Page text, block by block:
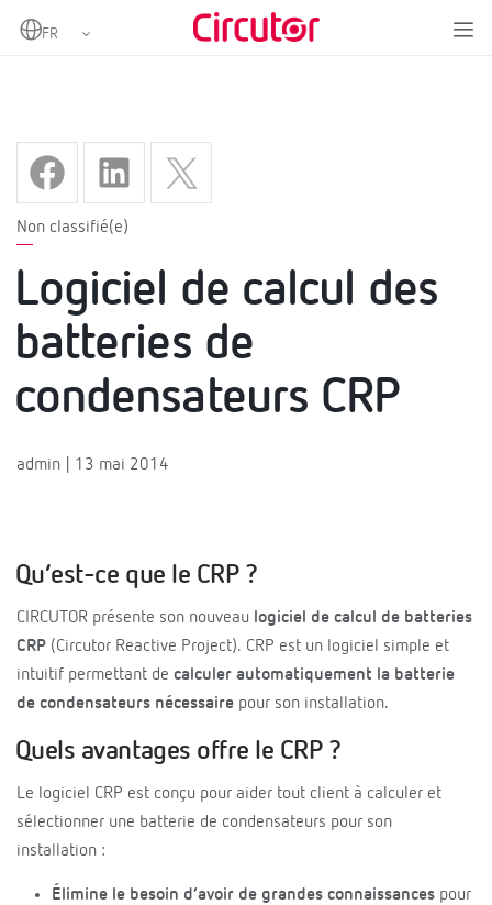
Home Logiciel de calcul des batteries de condensateurs CRP
Non classifié(e)
Logiciel de calcul des
batteries de
condensateurs CRP
admin | 13 mai 2014
Qu’est-ce que le CRP ?
CIRCUTOR présente son nouveau logiciel de calcul de batteries
CRP (Circutor Reactive Project). CRP est un logiciel simple et
intuitif permettant de calculer automatiquement la batterie
de condensateurs nécessaire pour son installation.
Quels avantages offre le CRP ?
Le logiciel CRP est conçu pour aider tout client à calculer et
sélectionner une batterie de condensateurs pour son
installation :
Élimine le besoin d’avoir de grandes connaissances pour